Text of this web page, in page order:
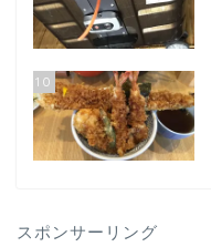
10
スポンサーリング